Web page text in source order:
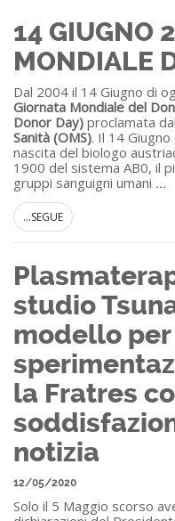
14 GIUGNO
MONDIALE
Dal 2004 il 14 Giugno di
Giornata Mondiale del
Donor Day) proclamata
Sanità (OMS). Il 14
nascita del biologo
1900 del sistema AB0, il
gruppi sanguigni umani ...
...SEGUE
studio
modello
la Fratres
notizia
12/05/2020
Solo il 5 Maggio scorso